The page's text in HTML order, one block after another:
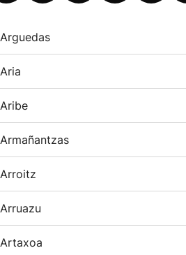
Arguedas
Aria
Aribe
Armañantzas
Arroitz
Arruazu
Artaxoa